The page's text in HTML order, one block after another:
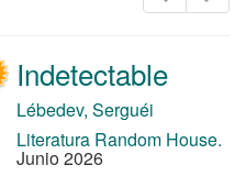
Indetectable
Lébedev, Serguéi
Literatura Random House.
Junio 2026